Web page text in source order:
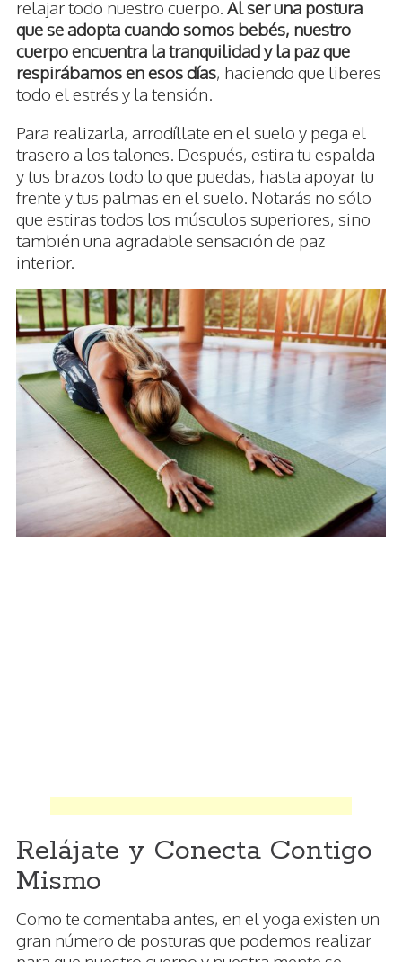
relajar todo nuestro cuerpo. Al ser una postura
que se adopta cuando somos bebés, nuestro
cuerpo encuentra la tranquilidad y la paz que
respirábamos en esos días, haciendo que liberes
todo el estrés y la tensión.
Para realizarla, arrodíllate en el suelo y pega el
trasero a los talones. Después, estira tu espalda
y tus brazos todo lo que puedas, hasta apoyar tu
frente y tus palmas en el suelo. Notarás no sólo
que estiras todos los músculos superiores, sino
también una agradable sensación de paz
interior.
Relájate y Conecta Contigo
Mismo
Como te comentaba antes, en el yoga existen un
gran número de posturas que podemos realizar